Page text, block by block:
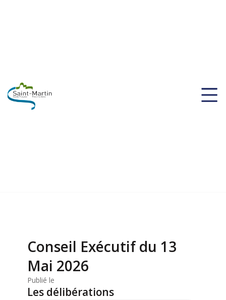
Conseil Exécutif du 13
Mai 2026
Publié le
Les délibérations